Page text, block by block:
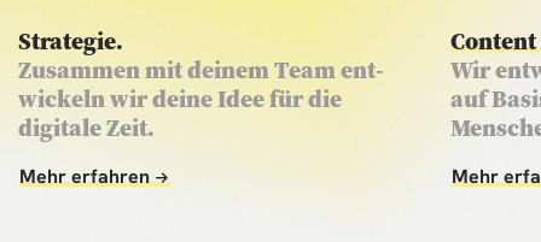
Strategie.
Zusammen mit deinem Team ent­
wickeln wir deine Idee für die
digitale Zeit.
Mehr erfahren
Wir
auf
Mehr